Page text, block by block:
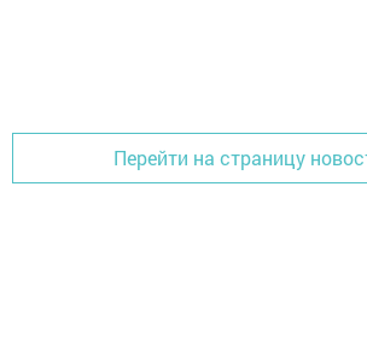
Перейти на страницу